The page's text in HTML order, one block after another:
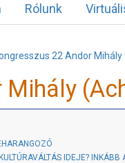
Rólunk
22 Andor Mihály
IDEJE?